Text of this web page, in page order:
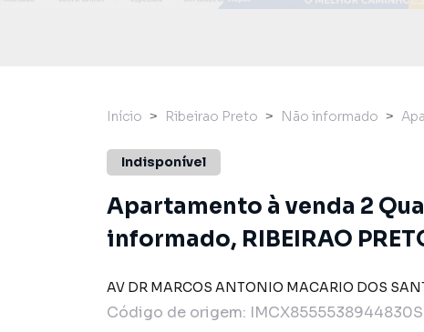
Início Ribeirao Preto Não informado
Indisponível
Apartamento à venda 2
informado, RIBEIRAO
AV DR MARCOS ANTONIO MACARIO DOS
Código de origem: